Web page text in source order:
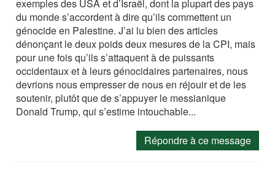
exemples des USA et d’Israël, dont la plupart des pays
du monde s’accordent à dire qu’ils commettent un
génocide en Palestine. J’ai lu bien des articles
dénonçant le deux poids deux mesures de la CPI, mais
pour une fois qu’ils s’attaquent à de puissants
occidentaux et à leurs génocidaires partenaires, nous
devrions nous empresser de nous en réjouir et de les
soutenir, plutôt que de s’appuyer le messianique
Donald Trump, qui s’estime intouchable...
Répondre à ce message